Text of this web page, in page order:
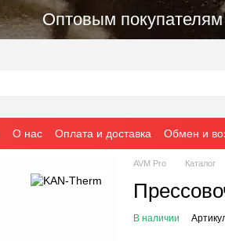
Оптовым
О нас Оплата и доставка Обмен и
AVM Pro Каталог
В наличии